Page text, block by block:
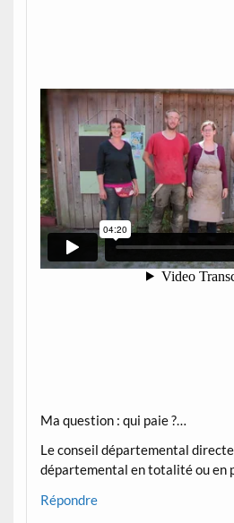
Ma question : qui paie ?…
Le conseil départemental
départemental en totalité ou en
Répondre